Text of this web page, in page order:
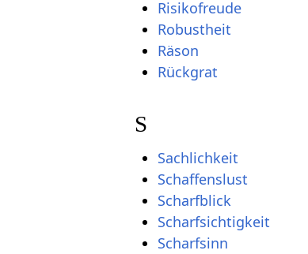
Risikofreude
Robustheit
Räson
Rückgrat
S
Sachlichkeit
Schaffenslust
Scharfblick
Scharfsichtigkeit
Scharfsinn